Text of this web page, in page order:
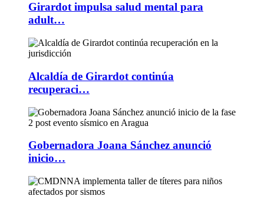
Girardot impulsa salud mental para
adult…
Alcaldía de Girardot continúa
recuperaci…
Gobernadora Joana Sánchez anunció
inicio…